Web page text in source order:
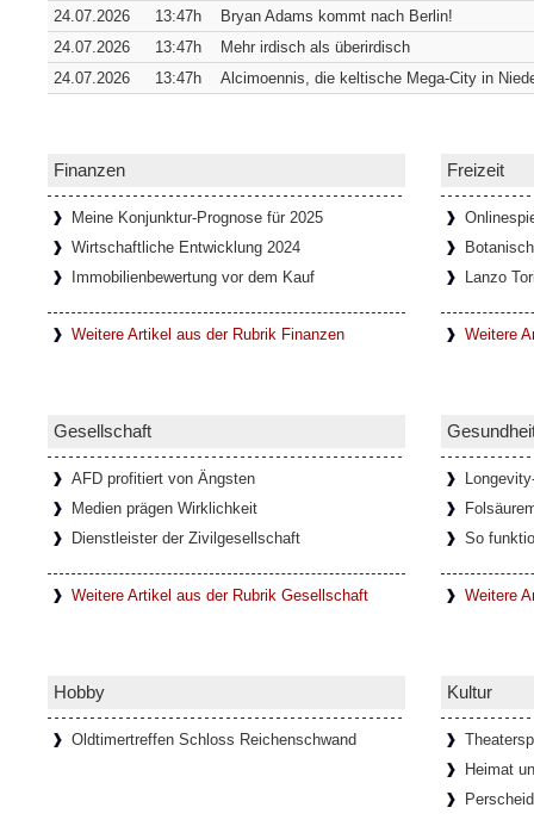
65 Tafeln, 132 Helden und 358
Onlinespiele können soziale
In den letzten Jahrzehnten haben sich
entwickelt, die oft auch nach
Piemont, bildet das Tor zu den drei Tälern
Glamouröse Hommage an
Ponte del Diavolo - Teufelsbrücke
In einem kleinen Ort mit dem Namen
24.07.2026
13:47h
Bryan Adams kommt nach Berlin!
24.07.2026
13:47h
Mehr irdisch als überirdisch
24.07.2026
13:47h Alcimoennis, die keltische Mega-City in
Finanzen
Meine Konjunktur-Prognose für 2025
Wirtschaftliche Entwicklung 2024
Immobilienbewertung vor dem Kauf
Weitere Artikel aus der Rubrik Finanzen
Freizeit
Lanzo
Weitere
Gesellschaft
AFD profitiert von Ängsten
Medien prägen Wirklichkeit
Dienstleister der Zivilgesellschaft
Weitere Artikel aus der Rubrik Gesellschaft
So
Weitere
Hobby
Oldtimertreffen Schloss Reichenschwand
Kultur
Heimat